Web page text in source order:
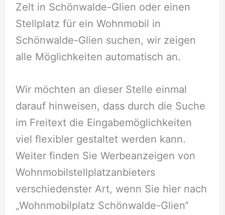
Zelt in Schönwalde-Glien oder einen
Stellplatz für ein Wohnmobil in
Schönwalde-Glien suchen, wir zeigen
alle Möglichkeiten automatisch an.
Wir möchten an dieser Stelle einmal
darauf hinweisen, dass durch die Suche
im Freitext die Eingabemöglichkeiten
viel flexibler gestaltet werden kann.
Weiter finden Sie Werbeanzeigen von
Wohnmobilstellplatzanbieters
verschiedenster Art, wenn Sie hier nach
„Wohnmobilplatz Schönwalde-Glien“